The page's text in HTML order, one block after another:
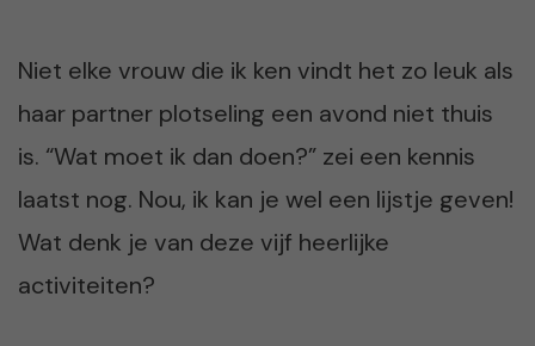
Niet elke vrouw die ik ken vindt het zo leuk als
haar partner plotseling een avond niet thuis
is. “Wat moet ik dan doen?” zei een kennis
laatst nog. Nou, ik kan je wel een lijstje geven!
Wat denk je van deze vijf heerlijke
activiteiten?